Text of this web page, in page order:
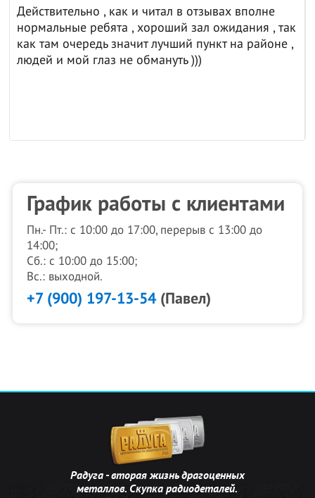
Действительно , как и читал в отзывах вполне
нормальные ребята , хороший зал ожидания , так
как там очередь значит лучший пункт на районе ,
людей и мой глаз не обмануть )))
График работы с клиентами
Пн.- Пт.: с 10:00 до 17:00, перерыв с 13:00 до
14:00;
Сб.: с 10:00 до 15:00;
Вс.: выходной.
+7 (900) 197-13-54(Павел)
Радуга - вторая жизнь драгоценных
металлов. Скупка радиодеталей.